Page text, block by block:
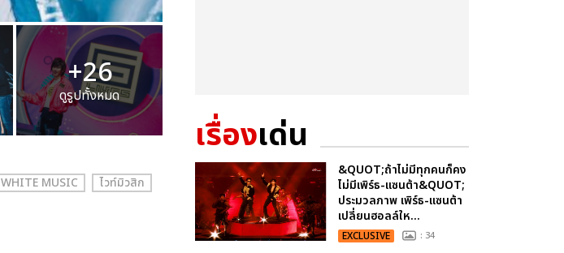
+26
ดูรูปทั้งหมด
WHITE MUSIC ไวท์มิวสิก
เรื่องเด่น
&QUOT;ถ้าไม่มีทุกคนก็คง
ไม่มีเพิร์ธ-แซนต้า&QUOT;
ประมวลภาพ เพิร์ธ-แซนต้า
เปลี่ยนฮอลล์ให...
EXCLUSIVE : 34